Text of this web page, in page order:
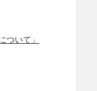
ついて」